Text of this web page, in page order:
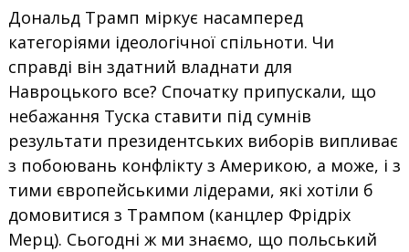
Дональд Трамп міркує насамперед
категоріями ідеологічної спільноти. Чи
справді він здатний владнати для
Навроцького все? Спочатку припускали, що
небажання Туска ставити під сумнів
результати президентських виборів випливає
з побоювань конфлікту з Америкою, а може, і з
тими європейськими лідерами, які хотіли б
домовитися з Трампом (канцлер Фрідріх
Мерц). Сьогодні ж ми знаємо, що польський